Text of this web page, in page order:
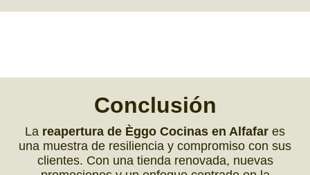
Conclusión
La reapertura de Èggo Cocinas en Alfafar es
una muestra de resiliencia y compromiso con sus
clientes. Con una tienda renovada, nuevas